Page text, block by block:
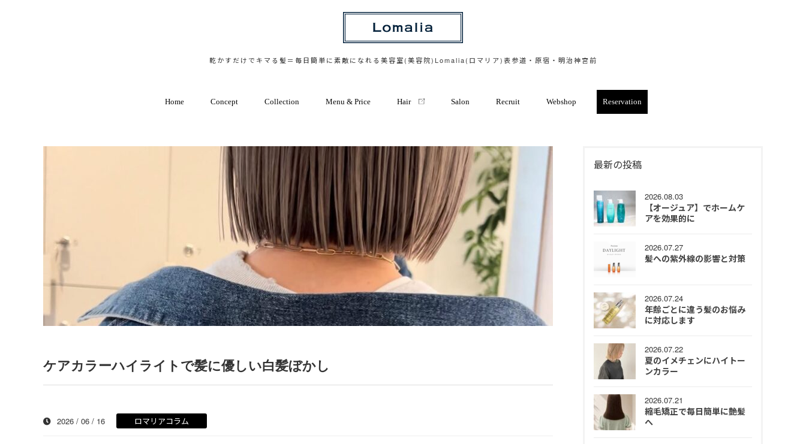
乾かすだけでキマる髪＝毎日簡単に素敵になれる美容室(美容院)Lomalia(ロマリア)表参道・原宿・明治神宮前
Home Concept Collection Menu & Price Hair Salon Recruit Webshop Reservation
ケアカラーハイライトで髪に優しい白髪ぼかし
2026 / 06 / 16 ロマリアコラム
最新の投稿
2026.08.03
【オージュア】でホームケ
アを効果的に
2026.07.27
髪への紫外線の影響と対策
2026.07.24
年齢ごとに違う髪のお悩み
に対応します
2026.07.22
夏のイメチェンにハイトー
ンカラー
2026.07.21
縮毛矯正で毎日簡単に艶髪
へ